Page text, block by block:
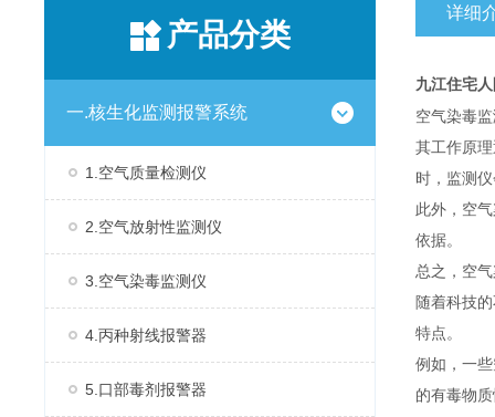
产品分类
一.核生化监测报警系统
1.空气质量检测仪
2.空气放射性监测仪
3.空气染毒监测仪
4.丙种射线报警器
5.口部毒剂报警器
详细
九江住宅
空气染毒
其工作原
时，监测
此外，空
依据。
总之，空
随着科技
特点。
例如，一
的有毒物